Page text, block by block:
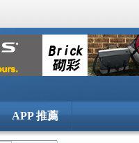
APP 推薦